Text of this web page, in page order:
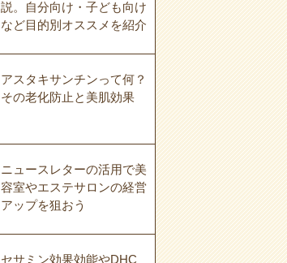
説。自分向け・子ども向け
など目的別オススメを紹介
アスタキサンチンって何？
その老化防止と美肌効果
ニュースレターの活用で美
容室やエステサロンの経営
アップを狙おう
セサミン効果効能やDHC